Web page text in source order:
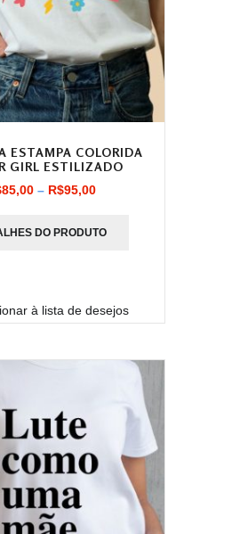
ESTAMPA COLORIDA
GIRL ESTILIZADO
85,00 – R$95,00Faixa
preço:
R$95,00
DO PRODUTO
à lista de desejos